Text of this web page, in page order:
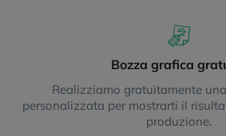
Bozza grafica
Realizziamo gratuitamente
personalizzata per mostrarti il
produzione.